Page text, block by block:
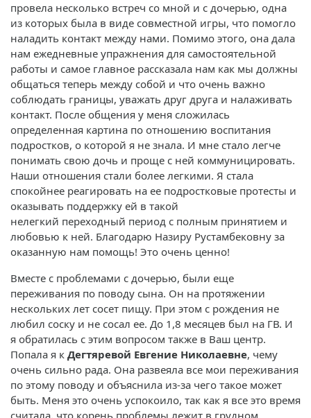
провела несколько встреч со мной и с дочерью, одна
из которых была в виде совместной игры, что помогло
наладить контакт между нами. Помимо этого, она дала
нам ежедневные упражнения для самостоятельной
работы и самое главное рассказала нам как мы должны
общаться теперь между собой и что очень важно
соблюдать границы, уважать друг друга и налаживать
контакт. После общения у меня сложилась
определенная картина по отношению воспитания
подростков, о которой я не знала. И мне стало легче
понимать свою дочь и проще с ней коммуницировать.
Наши отношения стали более легкими. Я стала
спокойнее реагировать на ее подростковые протесты и
оказывать поддержку ей в такой
нелегкий переходный период с полным принятием и
любовью к ней. Благодарю Назиру Рустамбековну за
оказанную нам помощь! Это очень ценно!
Вместе с проблемами с дочерью, были еще
переживания по поводу сына. Он на протяжении
нескольких лет сосет пищу. При этом с рождения не
любил соску и не сосал ее. До 1,8 месяцев был на ГВ. И
я обратилась с этим вопросом также в Ваш центр.
Попала я к Дегтяревой Евгение Николаевне, чему
очень сильно рада. Она развеяла все мои переживания
по этому поводу и объяснила из-за чего такое может
быть. Меня это очень успокоило, так как я все это время
считала, что корень проблемы лежит в грудном